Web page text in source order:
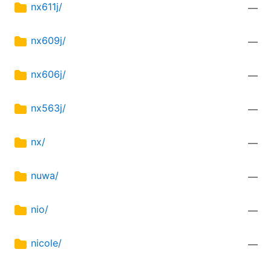
nx611j/ —
nx609j/ —
nx606j/ —
nx563j/ —
nx/ —
nuwa/ —
nio/ —
nicole/ —